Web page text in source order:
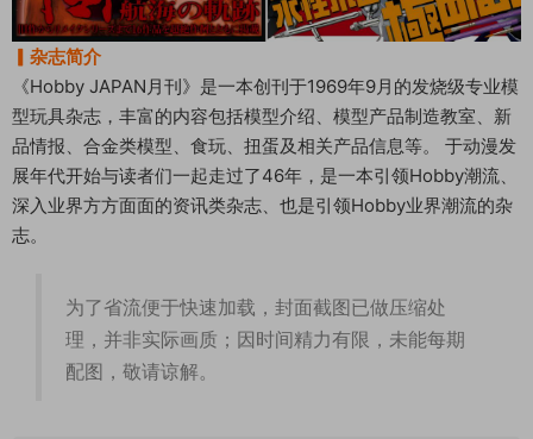
▎杂志简介
《Hobby JAPAN月刊》是一本创刊于1969年9月的发烧级专业模
型玩具杂志，丰富的内容包括模型介绍、模型产品制造教室、新
品情报、合金类模型、食玩、扭蛋及相关产品信息等。 于动漫发
展年代开始与读者们一起走过了46年，是一本引领Hobby潮流、
深入业界方方面面的资讯类杂志、也是引领Hobby业界潮流的杂
志。
为了省流便于快速加载，封面截图已做压缩处
理，并非实际画质；因时间精力有限，未能每期
配图，敬请谅解。